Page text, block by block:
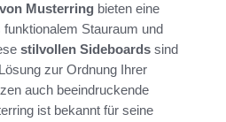
Musterring bieten eine
Stauraum und
stilvollen Sideboards sind
zur Ordnung Ihrer
auch beeindruckende
ist bekannt für seine